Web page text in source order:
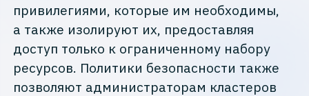
привилегиями, которые им необходимы,
а также изолируют их, предоставляя
доступ только к ограниченному набору
ресурсов. Политики безопасности также
позволяют администраторам кластеров